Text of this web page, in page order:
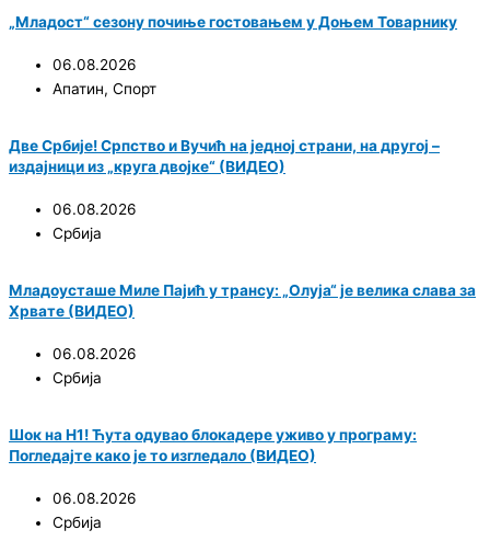
„Младост“ сезону почиње гостовањем у Доњем Товарнику
06.08.2026
Апатин, Спорт
Две Србије! Српство и Вучић на једној страни, на другој –
издајници из „круга двојке“ (ВИДЕО)
06.08.2026
Србија
Младоусташе Миле Пајић у трансу: „Олуја“ је велика слава за
Хрвате (ВИДЕО)
06.08.2026
Србија
Шок на Н1! Ћута одувао блокадере уживо у програму:
Погледајте како је то изгледало (ВИДЕО)
06.08.2026
Србија